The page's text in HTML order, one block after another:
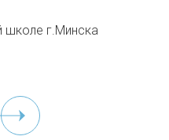
школе г.Минска